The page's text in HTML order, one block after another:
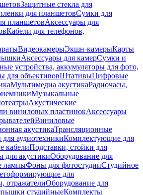
Защитные стекла для
для планшетовСумки для
планшетовАксессуары для
Кабели для телефонов,
ВидеокамерыЭкшн-камерыКарты
Аксессуары для камерСумки и
устройства, аккумуляторы для фото,
для объективовШтативыЦифровые
Мультимедиа акустикаРадиочасы,
Музыкальные
Акустические
виниловых пластинокАксессуары
Виниловые
акустикаТрансляционные
аудиотехникиКомплектующие для
кабелиПодставки, стойки для
для акустикиОборудование для
лампыФоны для фотостудииСтудийное
для
отражателиОборудование для
студийныеКомплекты